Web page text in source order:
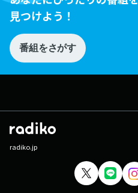
見つけよう！
番組をさがす
radiko.jp